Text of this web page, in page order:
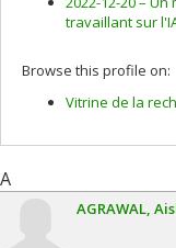
travaillant sur
Browse this profile on:
Vitrine de la
A
AGRAWAL